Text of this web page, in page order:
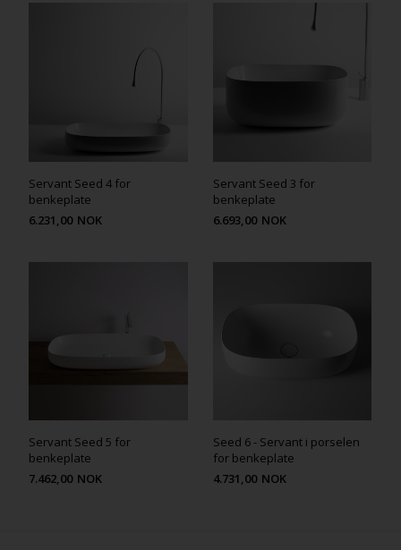
Servant Seed 4 for
benkeplate
6.231,00 NOK
Servant Seed 3 for
benkeplate
6.693,00 NOK
Servant Seed 5 for
benkeplate
7.462,00 NOK
Seed 6 - Servant i porselen
for benkeplate
4.731,00 NOK